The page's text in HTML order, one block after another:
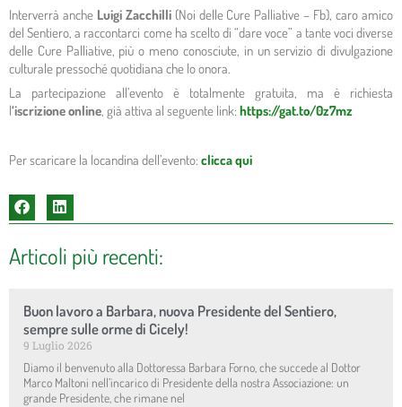
Interverrà anche Luigi Zacchilli(Noi delle Cure Palliative – Fb), caro amico
del Sentiero, a raccontarci come ha scelto di “dare voce” a tante voci diverse
delle Cure Palliative, più o meno conosciute, in un servizio di divulgazione
culturale pressoché quotidiana che lo onora.
La partecipazione all’evento è totalmente gratuita, ma è richiesta
l‘iscrizione online, già attiva al seguente link: https://gat.to/0z7mz
Per scaricare la locandina dell’evento: clicca qui
Articoli più recenti:
Buon lavoro a Barbara, nuova Presidente del Sentiero,
sempre sulle orme di Cicely!
9 Luglio 2026
Diamo il benvenuto alla Dottoressa Barbara Forno, che succede al Dottor
Marco Maltoni nell’incarico di Presidente della nostra Associazione: un
grande Presidente, che rimane nel